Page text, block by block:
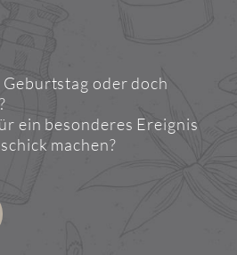
oder doch
ein besonderes Ereignis
machen?